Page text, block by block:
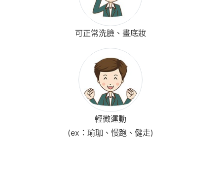
可正常洗臉、畫底妝
輕微運動
(ex：瑜珈、慢跑、健走)